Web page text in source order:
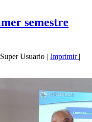
semestre
Usuario | Imprimir |